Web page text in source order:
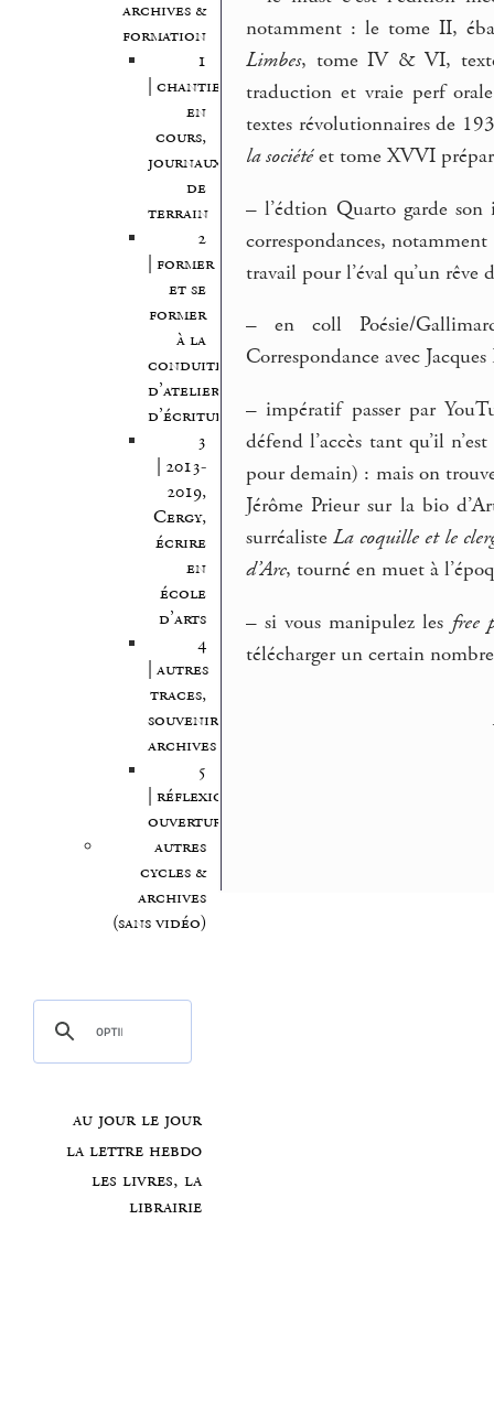
archives &
formation
1
| chantiers
en
cours,
journaux
de
terrain
2
| former
et se
former
à la
conduite
d’atelier
d’écriture
3
| 2013-
2019,
Cergy,
écrire
en
école
d’arts
4
| autres
traces,
souvenirs,
archives
5
| réflexion,
ouvertures
autres
cycles &
archives
(sans vidéo)
au jour le jour
la lettre hebdo
les livres, la
librairie
notamment : le tome II,
Limbes, tome IV & VI,
traduction et vraie perf
textes révolutionnaires de
la sociétéet tome XVVI
– l’édtion Quarto garde
correspondances,
travail pour l’éval qu’un rêve
– en coll Poésie/
Correspondance avec
– impératif passer par
défend l’accès tant qu’il
pour demain) : mais on
Jérôme Prieur sur la bio
surréalisteLa coquille et le
d’Arc, tourné en muet à
– si vous manipulez les free
télécharger un certain